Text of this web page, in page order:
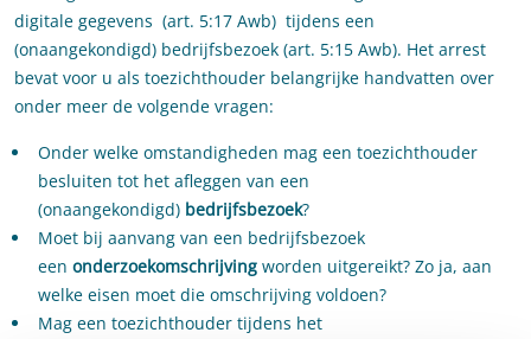
digitale gegevens (art. 5:17 Awb) tijdens een
(onaangekondigd) bedrijfsbezoek (art. 5:15 Awb). Het arrest
bevat voor u als toezichthouder belangrijke handvatten over
onder meer de volgende vragen:
Onder welke omstandigheden mag een toezichthouder
besluiten tot het afleggen van een
(onaangekondigd) bedrijfsbezoek?
Moet bij aanvang van een bedrijfsbezoek
een onderzoekomschrijving worden uitgereikt? Zo ja, aan
welke eisen moet die omschrijving voldoen?
Mag een toezichthouder tijdens het